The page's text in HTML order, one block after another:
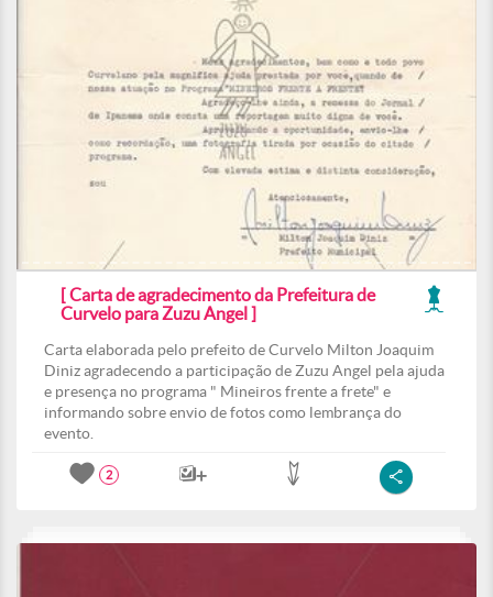
[ Carta de agradecimento da Prefeitura de
Curvelo para Zuzu Angel ]
Carta elaborada pelo prefeito de Curvelo Milton Joaquim
Diniz agradecendo a participação de Zuzu Angel pela ajuda
e presença no programa " Mineiros frente a frete" e
informando sobre envio de fotos como lembrança do
evento.
2